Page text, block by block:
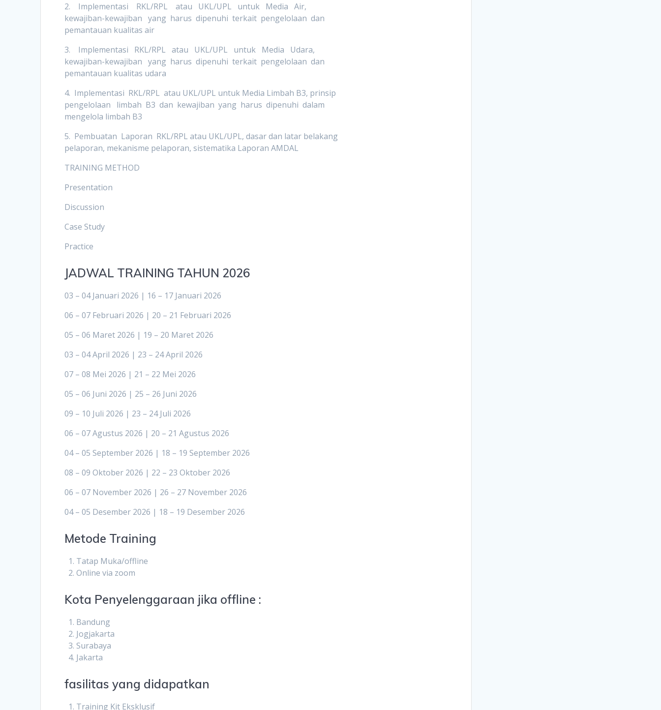
2. Implementasi RKL/RPL atau UKL/UPL untuk Media Air,
kewajiban-kewajiban yang harus dipenuhi terkait pengelolaan dan
pemantauan kualitas air
3. Implementasi RKL/RPL atau UKL/UPL untuk Media Udara,
kewajiban-kewajiban yang harus dipenuhi terkait pengelolaan dan
pemantauan kualitas udara
4. Implementasi RKL/RPL atau UKL/UPL untuk Media Limbah B3, prinsip
pengelolaan limbah B3 dan kewajiban yang harus dipenuhi dalam
mengelola limbah B3
5. Pembuatan Laporan RKL/RPL atau UKL/UPL, dasar dan latar belakang
pelaporan, mekanisme pelaporan, sistematika Laporan AMDAL
TRAINING METHOD
Presentation
Discussion
Case Study
Practice
JADWAL TRAINING TAHUN 2026
03 – 04 Januari 2026 | 16 – 17 Januari 2026
06 – 07 Februari 2026 | 20 – 21 Februari 2026
05 – 06 Maret 2026 | 19 – 20 Maret 2026
03 – 04 April 2026 | 23 – 24 April 2026
07 – 08 Mei 2026 | 21 – 22 Mei 2026
05 – 06 Juni 2026 | 25 – 26 Juni 2026
09 – 10 Juli 2026 | 23 – 24 Juli 2026
06 – 07 Agustus 2026 | 20 – 21 Agustus 2026
04 – 05 September 2026 | 18 – 19 September 2026
08 – 09 Oktober 2026 | 22 – 23 Oktober 2026
06 – 07 November 2026 | 26 – 27 November 2026
04 – 05 Desember 2026 | 18 – 19 Desember 2026
Metode Training
Tatap Muka/offline
Online via zoom
Kota Penyelenggaraan jika offline :
Bandung
Jogjakarta
Surabaya
Jakarta
fasilitas yang didapatkan
Training Kit Eksklusif